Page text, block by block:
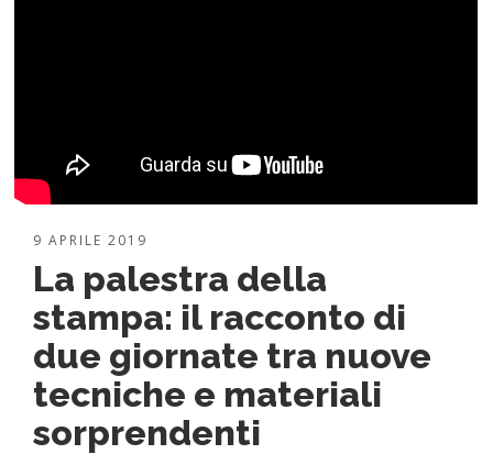
9 APRILE 2019
La palestra della
stampa: il racconto di
due giornate tra nuove
tecniche e materiali
sorprendenti